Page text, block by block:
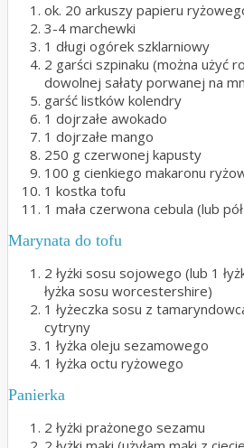
ok. 20 arkuszy papieru
3-4 marchewki
1 długi ogórek szklarniowy
2 garści szpinaku (można użyć
dowolnej sałaty porwanej na
garść listków kolendry
1 dojrzałe awokado
1 dojrzałe mango
250 g czerwonej kapusty
100 g cienkiego makaronu
1 kostka tofu
1 mała czerwona cebula (lub
Marynata do tofu
2 łyżki sosu sojowego (lub 1
łyżka sosu worcestershire)
1 łyżeczka sosu z
cytryny
1 łyżka oleju sezamowego
1 łyżka octu ryżowego
Panierka
2 łyżki prażonego sezamu